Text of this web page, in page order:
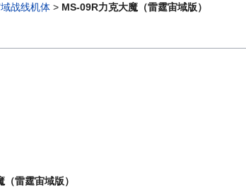
战线机体 > MS-09R力克大魔（雷霆宙域版）
（雷霆宙域版）